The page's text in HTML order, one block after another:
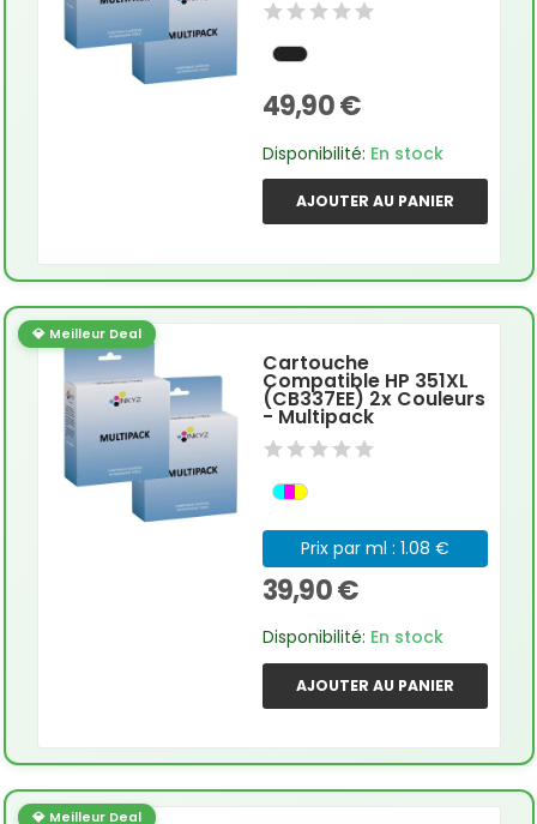
49,90 €
Disponibilité: En stock
AJOUTER AU PANIER
💎 Meilleur Deal
Cartouche
Compatible HP 351XL
(CB337EE) 2x Couleurs
- Multipack
Prix par ml : 1.08 €
39,90 €
Disponibilité: En stock
AJOUTER AU PANIER
💎 Meilleur Deal